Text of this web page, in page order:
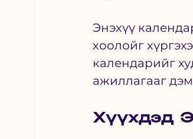
Энэхүү
хоолойг
календарийг
ажиллагааг
Хүүхдэд